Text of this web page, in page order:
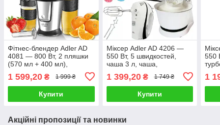
Фітнес-блендер Adler AD
4081 — 800 Вт, 2 пляшки
(570 мл + 400 мл),
льоду, охолоджувальний
картридж
1 599,20 ₴ 1 999 ₴
Купити
Міксер Adler AD 4206 —
550 Вт, 5 швидкостей,
чаша 3 л, чаша,
1 399,20₴ 1 749 ₴
Купити
550
1
Акційні пропозиції та новинки